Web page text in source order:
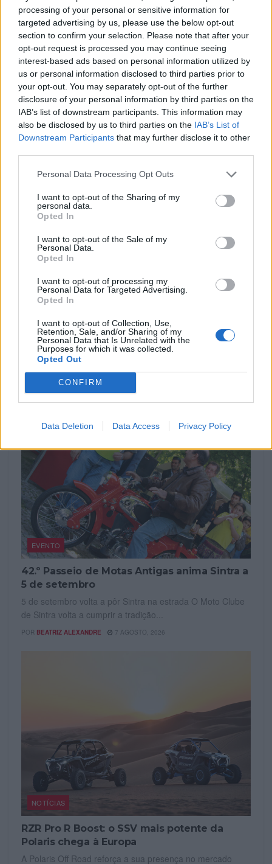
processing of your personal or sensitive information for
targeted advertising by us, please use the below opt-out
section to confirm your selection. Please note that after your
opt-out request is processed you may continue seeing
interest-based ads based on personal information utilized by
us or personal information disclosed to third parties prior to
your opt-out. You may separately opt-out of the further
disclosure of your personal information by third parties on the
IAB’s list of downstream participants. This information may
also be disclosed by us to third parties on the IAB’s List of
Downstream Participants that may further disclose it to other
Personal Data Processing Opt Outs
I want to opt-out of the Sharing of my
personal data.
Opted In
I want to opt-out of the Sale of my
Personal Data.
Opted In
I want to opt-out of processing my
Personal Data for Targeted Advertising.
Opted In
I want to opt-out of Collection, Use,
Retention, Sale, and/or Sharing of my
Personal Data that Is Unrelated with the
Purposes for which it was collected.
Opted Out
CONFIRM
Data Deletion Data Access Privacy Policy
Tags: Jerez de La Frontera
jogo online
Miguel Oliveira
RELACIONADOS
Indian Chief Vintage Sturgis – Nova versão
A nova Indian Chief Vintage Sturgis, SD Edition,
homenageia o papel fundamental da Indian Motorcycle nas
origens do encontro...
POR 7 AGOSTO, 2026
EVENTO
42.º Passeio de Motas Antigas anima Sintra a
5 de setembro
5 de setembro volta a pôr Sintra na estrada O Moto Clube
de Sintra volta a cumprir a tradição...
POR BEATRIZ ALEXANDRE 7 AGOSTO, 2026
NOTÍCIAS
RZR Pro R Boost: o SSV mais potente da
Polaris chega à Europa
A Polaris Off Road reforça a sua presença no mercado